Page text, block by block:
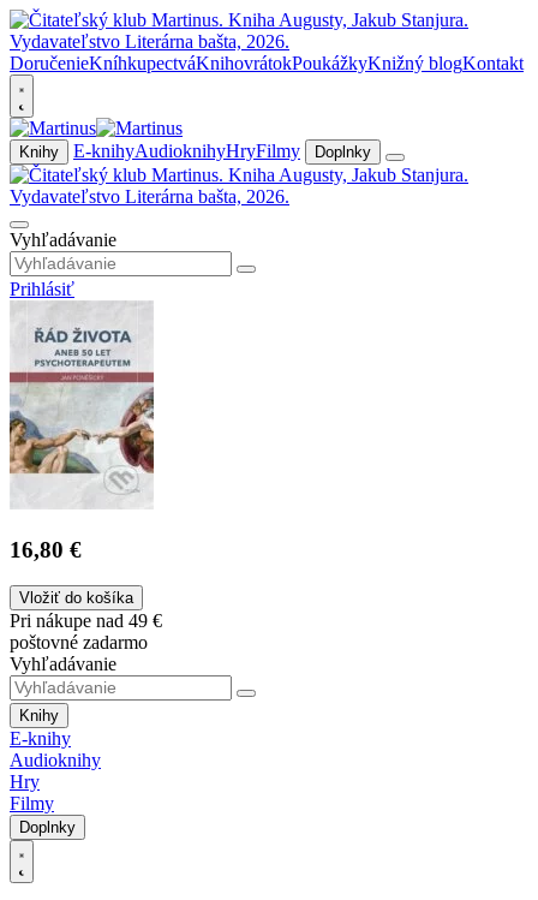
DoručenieKníhkupectváKnihovrátokPoukážkyKnižný blogKontakt
Knihy E-knihyAudioknihyHryFilmy Doplnky
Vyhľadávanie
Prihlásiť
16,80 €
Vložiť do košíka
Pri nákupe nad 49 €
poštovné zadarmo
Vyhľadávanie
Knihy
E-knihy
Audioknihy
Hry
Filmy
Doplnky